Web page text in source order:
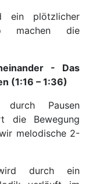
ein plötzlicher
machen die
- Das
(1:16 – 1:36)
Pausen
die Bewegung
melodische 2-
durch ein